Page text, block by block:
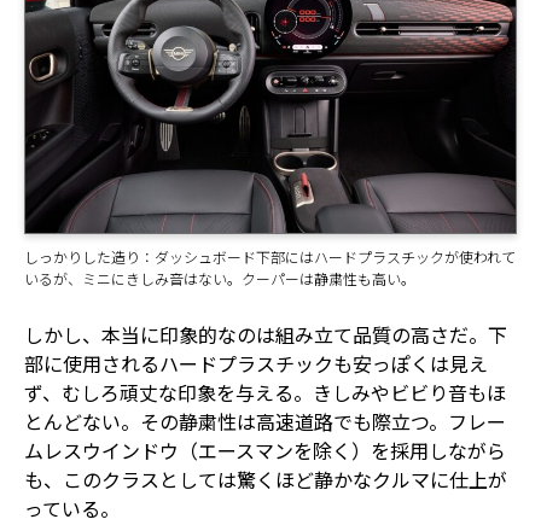
しっかりした造り：ダッシュボード下部にはハードプラスチックが使われて
いるが、ミニにきしみ音はない。クーパーは静粛性も高い。
しかし、本当に印象的なのは組み立て品質の高さだ。下
部に使用されるハードプラスチックも安っぽくは見え
ず、むしろ頑丈な印象を与える。きしみやビビり音もほ
とんどない。その静粛性は高速道路でも際立つ。フレー
ムレスウインドウ（エースマンを除く）を採用しながら
も、このクラスとしては驚くほど静かなクルマに仕上が
っている。